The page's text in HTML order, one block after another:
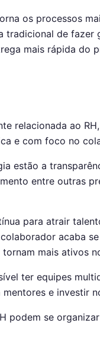
os processos
tradicional de fazer
mais rápida do
relacionada ao
e com foco no
estão a
entre outras
para atrair
acaba
mais ativos
ter equipes
e investir
podem se